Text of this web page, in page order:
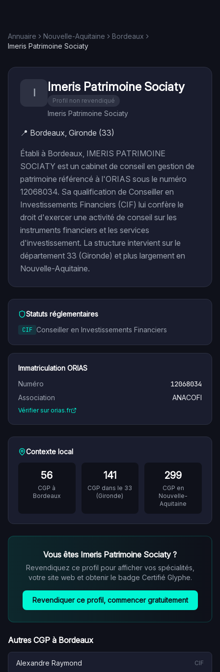
Annuaire Nouvelle-Aquitaine
Bordeaux
Imeris Patrimoine Sociaty
Imeris Patrimoine Sociaty
Profil non revendiqué
Imeris Patrimoine Sociaty
📍 Bordeaux, Gironde (33)
Établi à Bordeaux, IMERIS PATRIMOINE
SOCIATY est un cabinet de conseil en gestion de
patrimoine référencé à l'ORIAS sous le numéro
12068034. Sa qualification de Conseiller en
Investissements Financiers (CIF) lui confère le
droit d'exercer une activité de conseil sur les
instruments financiers et les services
d'investissement. La structure intervient sur le
département 33 (Gironde) et plus largement en
Nouvelle-Aquitaine.
Statuts réglementaires
CIF Conseiller en Investissements Financiers
Immatriculation ORIAS
Numéro
12068034
Association ANACOFI
Vérifier sur orias.fr
Contexte local
56
CGP à
Bordeaux
141
CGP dans le 33
(Gironde)
299
CGP en
Nouvelle-
Aquitaine
Vous êtes Imeris Patrimoine Sociaty?
Revendiquez ce profil pour afficher vos spécialités,
votre site web et obtenir le badge Certifié Glyphe.
Revendiquer ce profil, commencer gratuitement
Autres CGP à Bordeaux
Alexandre Raymond CIF